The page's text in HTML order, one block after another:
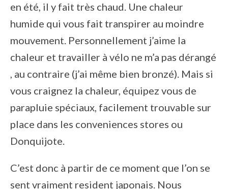
en été, il y fait très chaud. Une chaleur
humide qui vous fait transpirer au moindre
mouvement. Personnellement j’aime la
chaleur et travailler à vélo ne m’a pas dérangé
, au contraire (j’ai même bien bronzé). Mais si
vous craignez la chaleur, équipez vous de
parapluie spéciaux, facilement trouvable sur
place dans les conveniences stores ou
Donquijote.
C’est donc à partir de ce moment que l’on se
sent vraiment resident japonais. Nous